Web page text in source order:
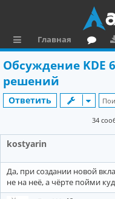
л
Главная
м
Обсуждение KDE
решений
Ответить
34
kostyarin
Да, при создании новой
не на неё, а чёрте пойми